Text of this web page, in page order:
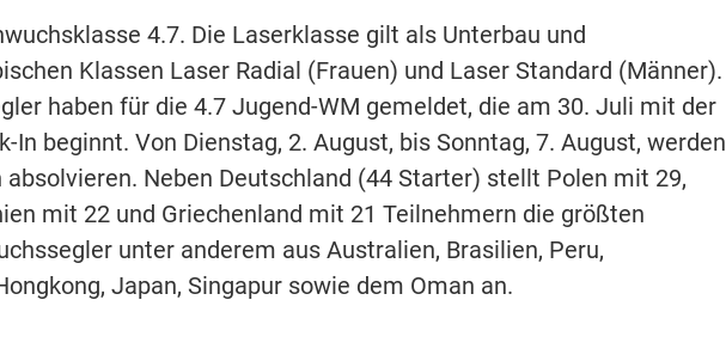
4.7. Die Laserklasse gilt als Unterbau und
Klassen Laser Radial (Frauen) und Laser Standard (Männer).
haben für die 4.7 Jugend-WM gemeldet, die am 30. Juli mit der
In beginnt. Von Dienstag, 2. August, bis Sonntag, 7. August, werden
Neben Deutschland (44 Starter) stellt Polen mit 29,
mit 22 und Griechenland mit 21 Teilnehmern die größten
unter anderem aus Australien, Brasilien, Peru,
Japan, Singapur sowie dem Oman an.